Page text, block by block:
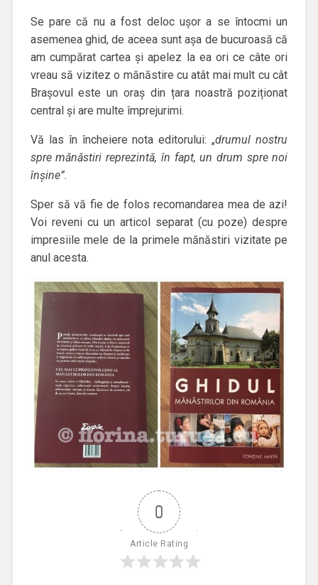
Se pare că nu a fost deloc ușor a se întocmi un
asemenea ghid, de aceea sunt așa de bucuroasă că
am cumpărat cartea și apelez la ea ori ce câte ori
vreau să vizitez o mănăstire cu atât mai mult cu cât
Brașovul este un oraș din țara noastră poziționat
central și are multe împrejurimi.
Vă las în încheiere nota editorului: „drumul nostru
spre mănăstiri reprezintă, în fapt, un drum spre noi
înșine”.
Sper să vă fie de folos recomandarea mea de azi!
Voi reveni cu un articol separat (cu poze) despre
impresiile mele de la primele mănăstiri vizitate pe
anul acesta.
0
Article Rating